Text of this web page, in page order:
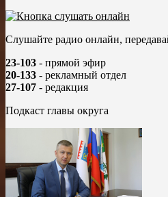
Слушайте радио онлайн,
23-103 - прямой эфир
20-133 - рекламный отдел
27-107 - редакция
Подкаст главы округа